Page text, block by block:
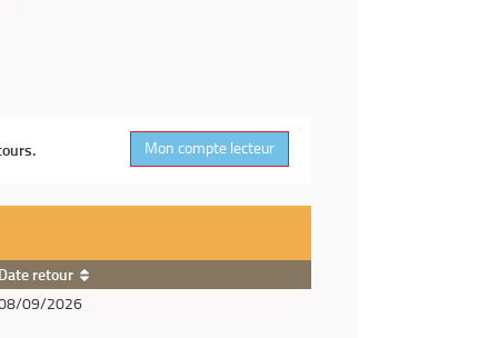
Mon compte lecteur
Date retour
09/2026